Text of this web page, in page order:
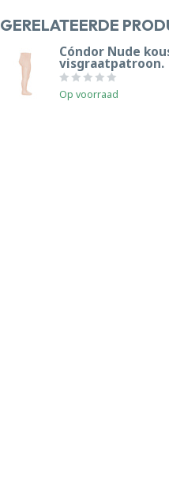
GERELATEERDE
Cóndor Nude
visgraatpatroon.
Op voorraad